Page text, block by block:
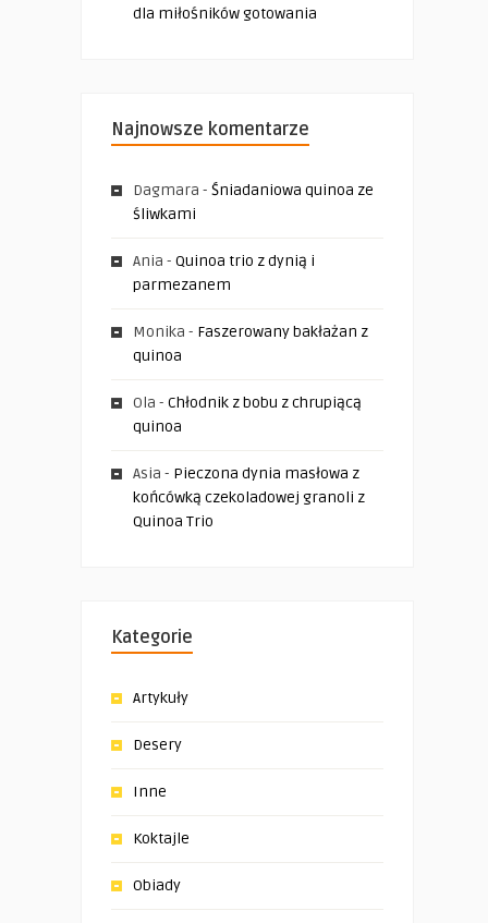
dla miłośników gotowania
Najnowsze komentarze
Dagmara - Śniadaniowa quinoa ze
śliwkami
Ania - Quinoa trio z dynią i
parmezanem
Monika - Faszerowany bakłażan z
quinoa
Ola - Chłodnik z bobu z chrupiącą
quinoa
Asia - Pieczona dynia masłowa z
końcówką czekoladowej granoli z
Quinoa Trio
Kategorie
Artykuły
Desery
Inne
Koktajle
Obiady